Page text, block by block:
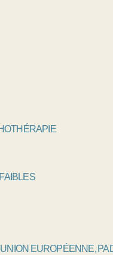
EUROPÉENNE,